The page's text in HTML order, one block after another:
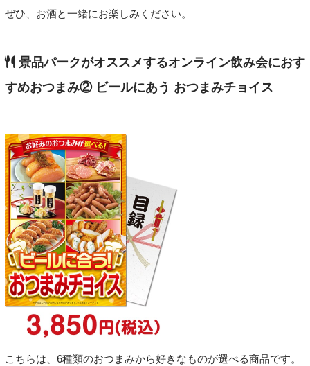
ぜひ、お酒と一緒にお楽しみください。
景品パークがオススメするオンライン飲み会におす
すめおつまみ② ビールにあう おつまみチョイス
こちらは、6種類のおつまみから好きなものが選べる商品です。